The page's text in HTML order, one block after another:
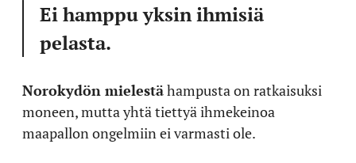
Ei hamppu yksin ihmisiä
pelasta.
Norokydön mielestähampusta on ratkaisuksi
moneen, mutta yhtä tiettyä ihmekeinoa
maapallon ongelmiin ei varmasti ole.